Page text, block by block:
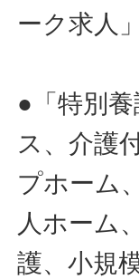
ーク求人
●「特別
ス、介護
プホーム
人ホーム
護、小規